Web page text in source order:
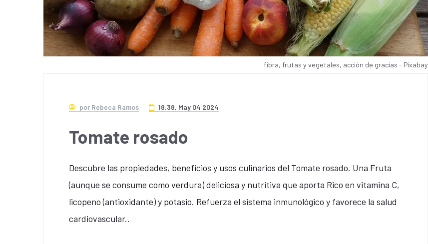
fibra, frutas y vegetales, acción de gracias - Pixabay
por Rebeca Ramos 18:38, May 04 2024
Tomate rosado
Descubre las propiedades, beneficios y usos culinarios del Tomate rosado. Una Fruta
(aunque se consume como verdura) deliciosa y nutritiva que aporta Rico en vitamina C,
licopeno (antioxidante) y potasio. Refuerza el sistema inmunológico y favorece la salud
cardiovascular..